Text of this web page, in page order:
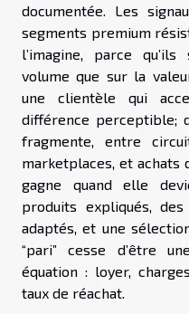
documentée. Les
segments premium
l’imagine, parce
volume que sur la
une clientèle qui
différence perceptible;
fragmente, entre
marketplaces, et achats
gagne quand elle
produits expliqués,
adaptés, et une
“pari” cesse d’être
équation : loyer,
taux de réachat.